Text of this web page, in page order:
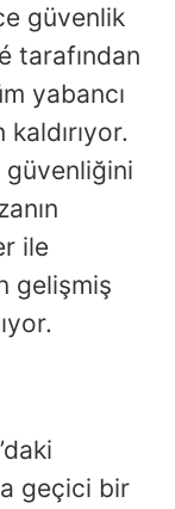
güvenlik
tarafından
yabancı
ile
gelişmiş
geçici bir